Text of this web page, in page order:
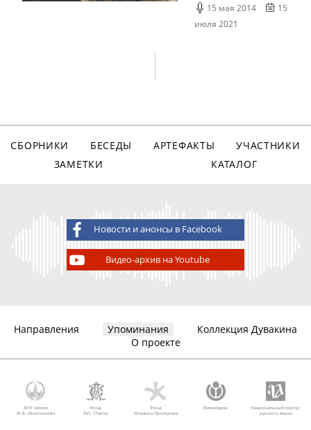
15 мая 2014
15
июля 2021
СБОРНИКИ БЕСЕДЫ АРТЕФАКТЫ
УЧАСТНИКИ
ЗАМЕТКИ
КАТАЛОГ
Новости и анонсы в Facebook
Видео-архив на Youtube
Направления Упоминания
Коллекция Дувакина
О проекте
МГУ имени
М.В. Ломоносова
Фонд
AVC Charity
Фонд
Михаила Прохорова
Викимедиа
Национальный корпус
русского языка